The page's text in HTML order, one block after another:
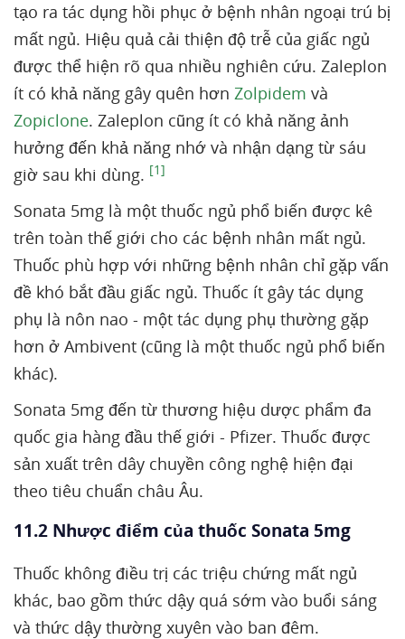
tạo ra tác dụng hồi phục ở bệnh nhân ngoại trú bị
mất ngủ. Hiệu quả cải thiện độ trễ của giấc ngủ
được thể hiện rõ qua nhiều nghiên cứu. Zaleplon
ít có khả năng gây quên hơn Zolpidem và
Zopiclone. Zaleplon cũng ít có khả năng ảnh
hưởng đến khả năng nhớ và nhận dạng từ sáu
giờ sau khi dùng. [1]
Sonata 5mg là một thuốc ngủ phổ biến được kê
trên toàn thế giới cho các bệnh nhân mất ngủ.
Thuốc phù hợp với những bệnh nhân chỉ gặp vấn
đề khó bắt đầu giấc ngủ. Thuốc ít gây tác dụng
phụ là nôn nao - một tác dụng phụ thường gặp
hơn ở Ambivent (cũng là một thuốc ngủ phổ biến
khác).
Sonata 5mg đến từ thương hiệu dược phẩm đa
quốc gia hàng đầu thế giới - Pfizer. Thuốc được
sản xuất trên dây chuyền công nghệ hiện đại
theo tiêu chuẩn châu Âu.
11.2 Nhược điểm của thuốc Sonata 5mg
Thuốc không điều trị các triệu chứng mất ngủ
khác, bao gồm thức dậy quá sớm vào buổi sáng
và thức dậy thường xuyên vào ban đêm.